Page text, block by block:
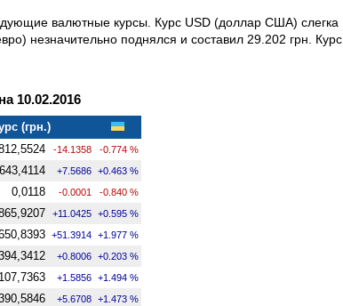
валютные курсы. Курс USD (доллар США) слегка
незначительно поднялся и составил 29.202 грн. Курс
10.02.2016
(грн.)
-14.1358 -0.774 %
+7.5686 +0.463 %
0,0118 -0.0001 -0.840 %
+11.0425 +0.595 %
+51.3914 +1.977 %
+0.8006 +0.203 %
107,7363 +1.5856 +1.494 %
+5.6708 +1.473 %